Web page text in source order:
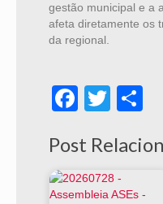
gestão municipal e a
afeta diretamente os
da regional.
Post